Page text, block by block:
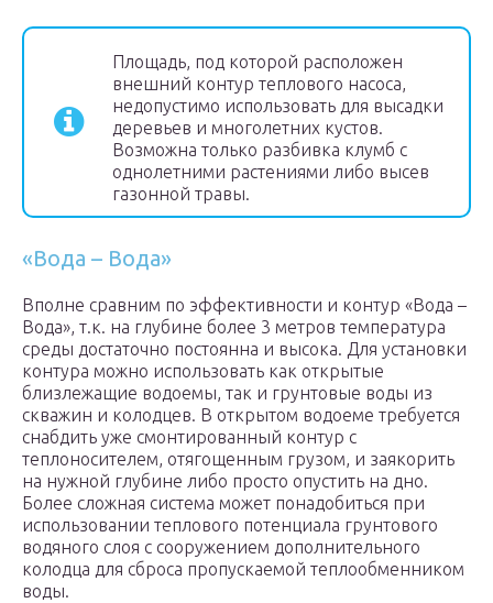
Площадь, под которой расположен
внешний контур теплового насоса,
недопустимо использовать для высадки
деревьев и многолетних кустов.
Возможна только разбивка клумб с
однолетними растениями либо высев
газонной травы.
«Вода – Вода»
Вполне сравним по эффективности и контур «Вода –
Вода», т.к. на глубине более 3 метров температура
среды достаточно постоянна и высока. Для установки
контура можно использовать как открытые
близлежащие водоемы, так и грунтовые воды из
скважин и колодцев. В открытом водоеме требуется
снабдить уже смонтированный контур с
теплоносителем, отягощенным грузом, и заякорить
на нужной глубине либо просто опустить на дно.
Более сложная система может понадобиться при
использовании теплового потенциала грунтового
водяного слоя с сооружением дополнительного
колодца для сброса пропускаемой теплообменником
воды.